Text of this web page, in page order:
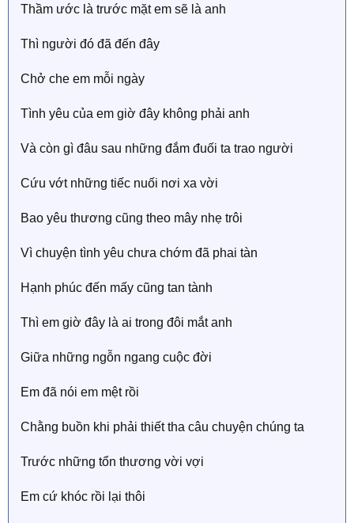
Thầm ước là trước mặt em sẽ là anh
Thì người đó đã đến đây
Chở che em mỗi ngày
Tình yêu của em giờ đây không phải anh
Và còn gì đâu sau những đắm đuối ta trao người
Cứu vớt những tiếc nuối nơi xa vời
Bao yêu thương cũng theo mây nhẹ trôi
Vì chuyện tình yêu chưa chớm đã phai tàn
Hạnh phúc đến mấy cũng tan tành
Thì em giờ đây là ai trong đôi mắt anh
Giữa những ngỗn ngang cuộc đời
Em đã nói em mệt rồi
Chằng buồn khi phải thiết tha câu chuyện chúng ta
Trước những tổn thương vời vợi
Em cứ khóc rồi lại thôi